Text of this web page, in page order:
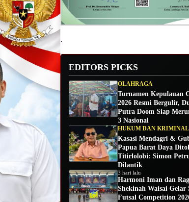
.
EDITORS PICKS
OLAHRAGA
Turnamen Kepulauan
2026 Resmi Bergulir,
Putra Doom Siap
3 Nasional
HUKUM DAN KRIMINAL
Kasasi Mendagri &
Papua Barat Daya
Titirlolobi: Simon
Dilantik
3 hari lalu
Harmoni Iman dan
Shekinah Waisai Gelar
Futsal Competition